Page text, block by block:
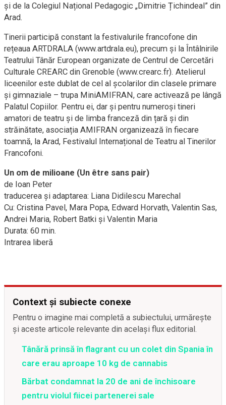
și de la Colegiul Național Pedagogic „Dimitrie Țichindeal” din
Arad.
Tinerii participă constant la festivalurile francofone din
rețeaua ARTDRALA (www.artdrala.eu), precum și la Întâlnirile
Teatrului Tânăr European organizate de Centrul de Cercetări
Culturale CREARC din Grenoble (www.crearc.fr). Atelierul
liceenilor este dublat de cel al școlarilor din clasele primare
și gimnaziale – trupa MiniAMIFRAN, care activează pe lângă
Palatul Copiilor. Pentru ei, dar și pentru numeroși tineri
amatori de teatru și de limba franceză din țară și din
străinătate, asociația AMIFRAN organizează în fiecare
toamnă, la Arad, Festivalul Internațional de Teatru al Tinerilor
Francofoni.
Un om de milioane (Un être sans pair)
de Ioan Peter
traducerea și adaptarea: Liana Didilescu Marechal
Cu: Cristina Pavel, Mara Popa, Edward Horvath, Valentin Sas,
Andrei Maria, Robert Batki și Valentin Maria
Durata: 60 min.
Intrarea liberă
Context și subiecte conexe
Pentru o imagine mai completă a subiectului, urmărește
și aceste articole relevante din același flux editorial.
Tânără prinsă în flagrant cu un colet din Spania în
care erau aproape 10 kg de cannabis
Bărbat condamnat la 20 de ani de închisoare
pentru violul fiicei partenerei sale